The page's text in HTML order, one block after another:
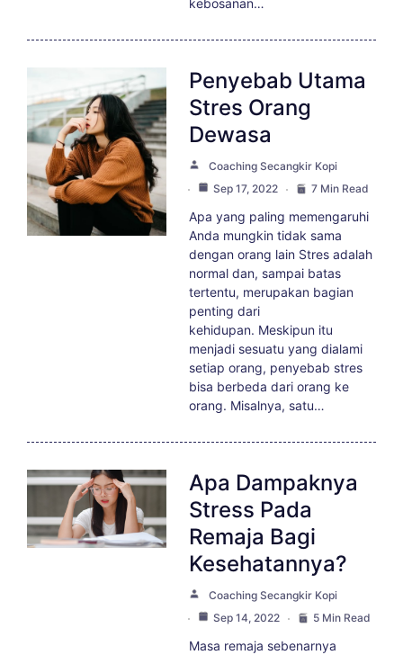
Penyebab Utama
Stres Orang
Dewasa
Coaching Secangkir Kopi
Sep 17, 2022
7 Min Read
Apa yang paling memengaruhi
Anda mungkin tidak sama
dengan orang lain Stres adalah
normal dan, sampai batas
tertentu, merupakan bagian
penting dari
kehidupan. Meskipun itu
menjadi sesuatu yang dialami
setiap orang, penyebab stres
bisa berbeda dari orang ke
orang. Misalnya, satu…
Apa Dampaknya
Stress Pada
Remaja Bagi
Kesehatannya?
Coaching Secangkir Kopi
Sep 14, 2022
5 Min Read
Masa remaja sebenarnya